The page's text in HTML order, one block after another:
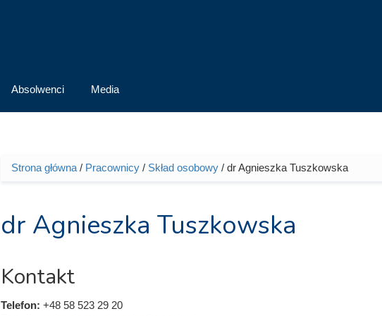
Absolwenci Media
Jesteś tutaj
Strona główna/ Pracownicy/ Skład osobowy/ dr Agnieszka Tuszkowska
dr Agnieszka Tuszkowska
Kontakt
Telefon: +48 58 523 29 20